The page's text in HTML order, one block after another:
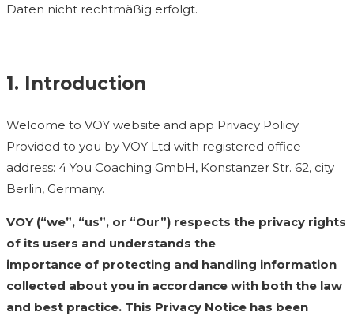
Daten nicht rechtmäßig erfolgt.
1. Introduction
Welcome to VOY website and app Privacy Policy.
Provided to you by VOY Ltd with registered office
address: 4 You Coaching GmbH, Konstanzer Str. 62, city
Berlin, Germany.
VOY (“we”, “us”, or “Our”) respects the privacy rights
of its users and understands the
importance of protecting and handling information
collected about you in accordance with both the law
and best practice. This Privacy Notice has been